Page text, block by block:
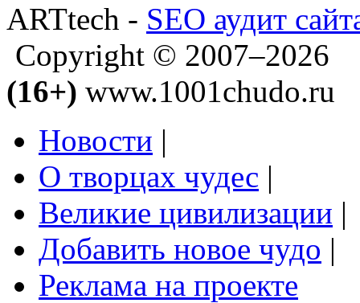
ARTtech - SEO аудит
Copyright © 2007–2026
(16+) www.1001chudo.ru
Новости |
О творцах чудес |
Великие цивилизации |
Добавить новое чудо |
Реклама на проекте